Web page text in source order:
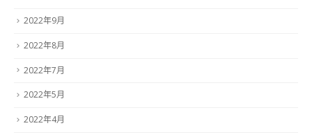
2022年9月
2022年8月
2022年7月
2022年5月
2022年4月